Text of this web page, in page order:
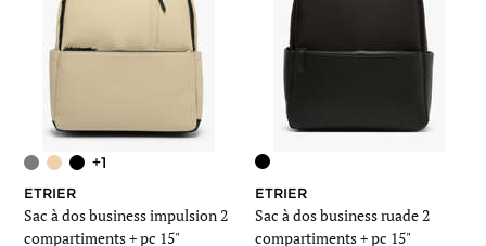
+1
ETRIER
Sac à dos business impulsion 2
compartiments + pc 15"
ETRIER
Sac à dos business ruade 2
compartiments + pc 15"